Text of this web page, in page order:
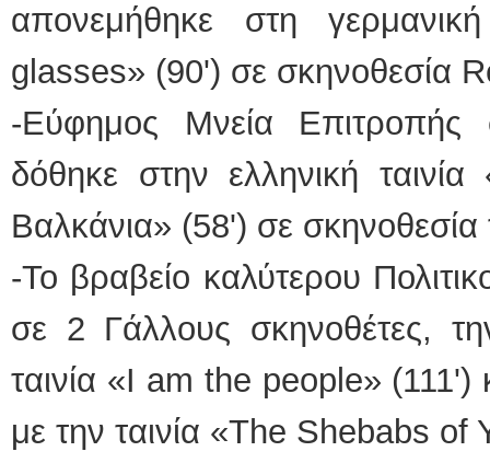
απονεμήθηκε στη
glasses» (90') σε σκηνοθεσία
-Εύφημος Μνεία Επιτροπής
δόθηκε στην ελληνική
Βαλκάνια» (58') σε
-Το βραβείο καλύτερου
σε 2 Γάλλους σκηνοθέτες,
ταινία «Ι am the people»
με την ταινία «Τhe Shebabs of